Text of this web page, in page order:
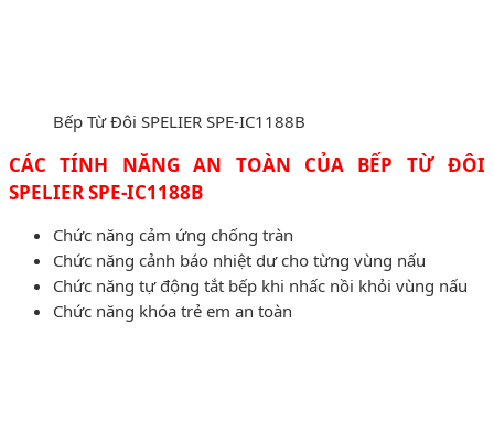
Bếp Từ Đôi SPELIER SPE-IC1188B
CÁC TÍNH NĂNG AN TOÀN CỦA BẾP TỪ ĐÔI
SPELIER SPE-IC1188B
Chức năng cảm ứng chống tràn
Chức năng cảnh báo nhiệt dư cho từng vùng nấu
Chức năng tự động tắt bếp khi nhấc nồi khỏi vùng nấu
Chức năng khóa trẻ em an toàn